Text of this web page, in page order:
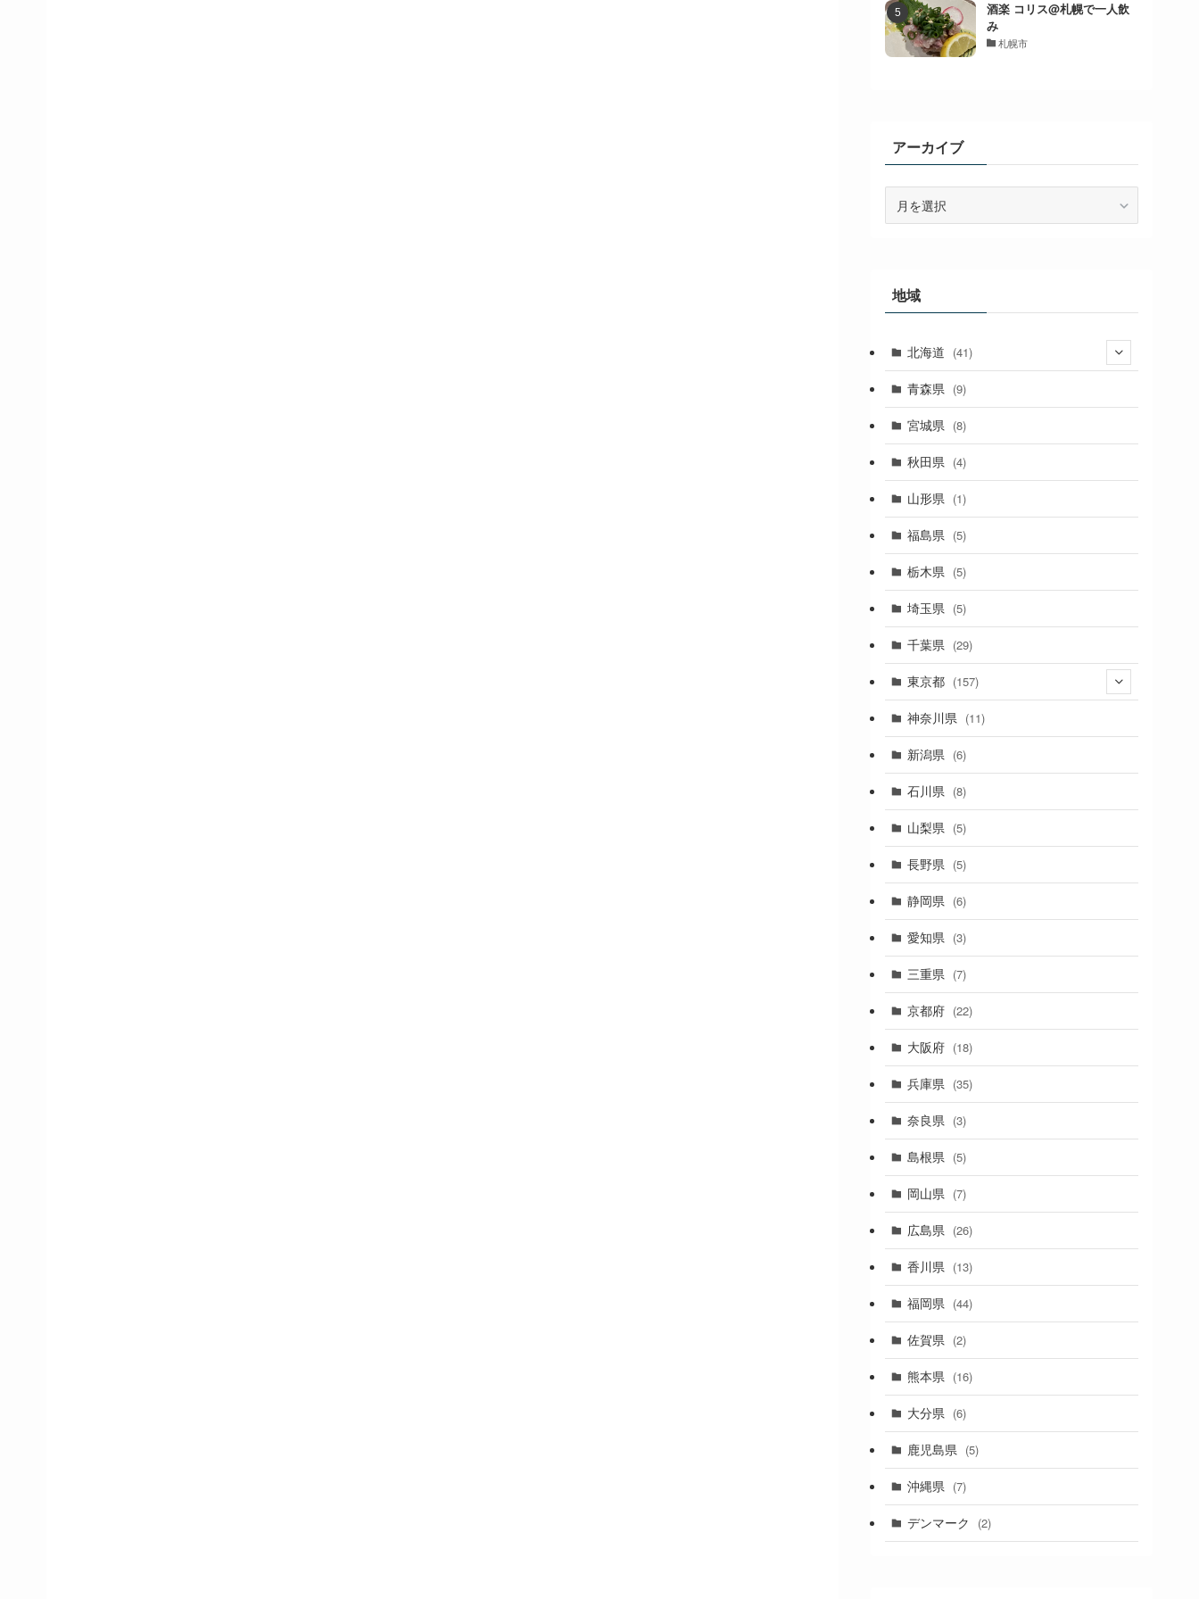
酒楽 コリス@札幌で一人飲
み
札幌市
アーカイブ
地域
北海道 (41)
(27)
(2)
(1)
(1)
(1)
(2)
(1)
(3)
青森県 (9)
宮城県 (8)
秋田県 (4)
山形県 (1)
福島県 (5)
栃木県 (5)
埼玉県 (5)
千葉県 (29)
東京都 (157)
(36)
(11)
(31)
(1)
(5)
(1)
(1)
(11)
(4)
(4)
(17)
(4)
(7)
(3)
(1)
神奈川県 (11)
新潟県 (6)
石川県 (8)
山梨県 (5)
長野県 (5)
静岡県 (6)
愛知県 (3)
三重県 (7)
京都府 (22)
大阪府 (18)
兵庫県 (35)
奈良県 (3)
島根県 (5)
岡山県 (7)
広島県 (26)
香川県 (13)
福岡県 (44)
佐賀県 (2)
熊本県 (16)
大分県 (6)
鹿児島県 (5)
沖縄県 (7)
デンマーク (2)